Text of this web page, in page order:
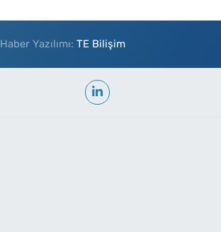
Haber Yazılımı:TE Bilişim